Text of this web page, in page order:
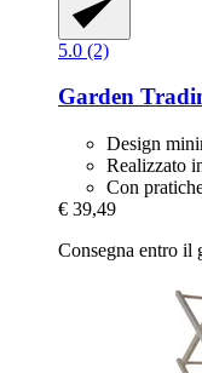
5.0 (2)
Garden
Design
Realizzato
Con
€ 39,49
Consegna entro il